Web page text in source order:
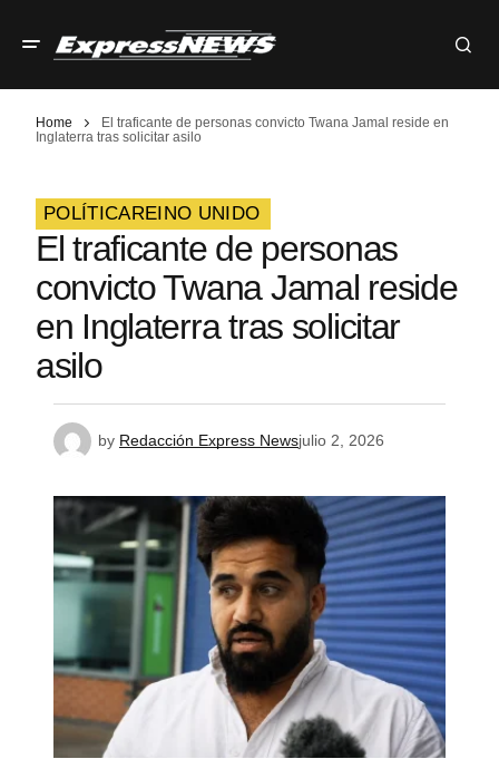
Home
El traficante de personas convicto Twana Jamal reside en
Inglaterra tras solicitar asilo
POLÍTICAREINO UNIDO
El traficante de personas
convicto Twana Jamal reside
en Inglaterra tras solicitar
asilo
by Redacción Express Newsjulio 2, 2026